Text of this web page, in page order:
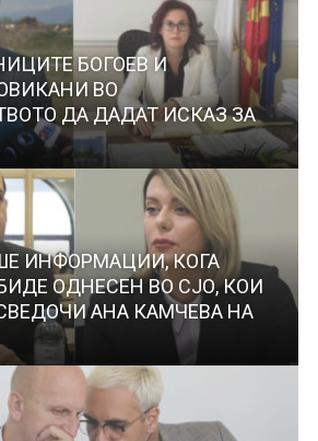
БОГОЕВ И
ВО
ДА ДАДАТ ИСКАЗ ЗА
ИНФОРМАЦИИ, КОГА
ОДНЕСЕН ВО СЈО, КОИ
АНА КАМЧЕВА НА